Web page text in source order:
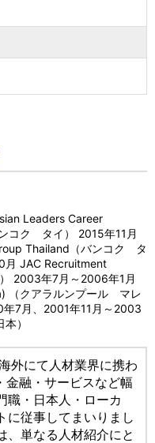
Leaders Career
コク タイ） 2015年11月
Thailand（バンコク タ
月 JAC Recruitment
2003年7月～2006年1月
（クアラルンプール マレ
7月、2001年11月～2003
）
外にて人材業界に携わ
金融・サービスなど幅
職・日本人・ローカ
に従事してまいりまし
、単なる人材紹介にと